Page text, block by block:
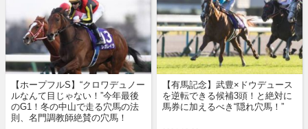
【ホープフルS】“クロワデュノー
ルなんて目じゃない！”今年最後
のG1！冬の中山で走る穴馬の法
則、名門調教師絶賛の穴馬！
【有馬記念】武豊×ドウデュース
を逆転できる候補3頭！と絶対に
馬券に加えるべき“隠れ穴馬！”